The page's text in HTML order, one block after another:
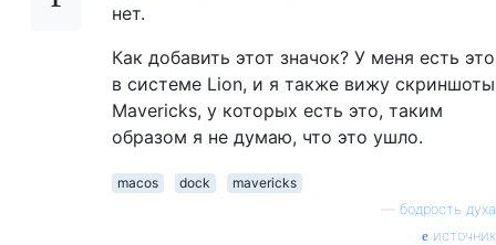
нет.
Как добавить этот значок? У меня есть это
в системе Lion, и я также вижу скриншоты
Mavericks, у которых есть это, таким
образом я не думаю, что это ушло.
macos dock
mavericks
бодрость духа
источник